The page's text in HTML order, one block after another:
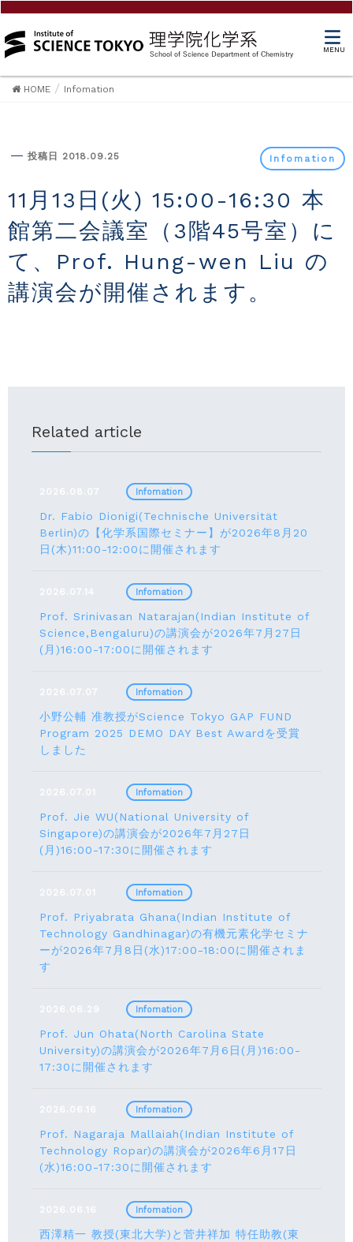
MENU
HOME Infomation
投稿日 2018.09.25 Infomation
11月13日(火) 15:00-16:30 本
館第二会議室（3階45号室）に
て、Prof. Hung-wen Liu の
講演会が開催されます。
Related article
2026.08.07
Dr. Fabio Dionigi(Technische Universität
Berlin)の【化学系国際セミナー】が2026年8⽉20
⽇(⽊)11:00-12:00に開催されます
Infomation
2026.07.14
Prof. Srinivasan Natarajan(Indian Institute of
Science,Bengaluru)の講演会が2026年7月27⽇
(月)16:00-17:00に開催されます
Infomation
2026.07.07
小野公輔 准教授がScience Tokyo GAP FUND
Program 2025 DEMO DAY Best Awardを受賞
しました
Infomation
2026.07.01
Prof. Jie WU(National University of
Singapore)の講演会が2026年7月27日
(月)16:00-17:30に開催されます
Infomation
2026.07.01
Prof. Priyabrata Ghana(Indian Institute of
Technology Gandhinagar)の有機元素化学セミナ
ーが2026年7月8日(水)17:00-18:00に開催されま
す
Infomation
2026.06.29
Prof. Jun Ohata(North Carolina State
University)の講演会が2026年7月6日(月)16:00-
17:30に開催されます
Infomation
2026.06.16
Prof. Nagaraja Mallaiah(Indian Institute of
Technology Ropar)の講演会が2026年6月17⽇
(水)16:00-17:30に開催されます
Infomation
2026.06.16
西澤精一 教授(東北大学)と菅井祥加 特任助教(東
Infomation